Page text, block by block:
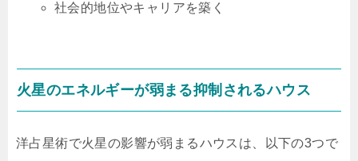
社会的地位やキャリアを築く
火星のエネルギーが弱まる抑制されるハウス
洋占星術で火星の影響が弱まるハウスは、以下の3つで